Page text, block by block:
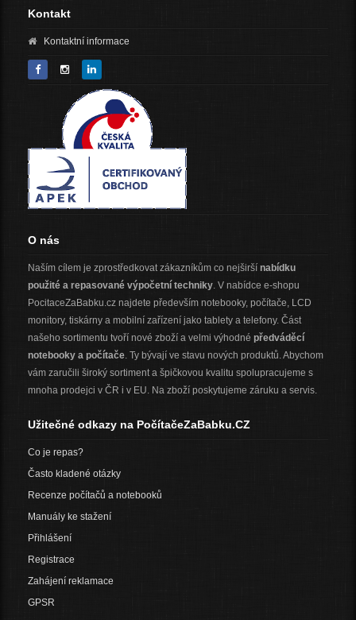
Kontakt
Kontaktní informace
O nás
Naším cílem je zprostředkovat zákazníkům co nejširší nabídku
použité a repasované výpočetní techniky. V nabídce e-shopu
PocitaceZaBabku.cz najdete především notebooky, počítače, LCD
monitory, tiskárny a mobilní zařízení jako tablety a telefony. Část
našeho sortimentu tvoří nové zboží a velmi výhodné předváděcí
notebooky a počítače. Ty bývají ve stavu nových produktů. Abychom
vám zaručili široký sortiment a špičkovou kvalitu spolupracujeme s
mnoha prodejci v ČR i v EU. Na zboží poskytujeme záruku a servis.
Užitečné odkazy na PočítačeZaBabku.CZ
Co je repas?
Často kladené otázky
Recenze počítačů a notebooků
Manuály ke stažení
Přihlášení
Registrace
Zahájení reklamace
GPSR